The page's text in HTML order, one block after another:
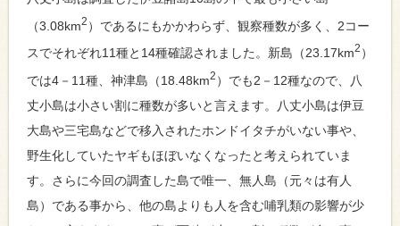
（3.08km2 ）であるにもかかわらず、観察種数が多く、2コー
スでそれぞれ11種と14種確認されました。新島（23.17km2 ）
では4－11種、神津島（18.48km2 ）でも2－12種なので、八
丈小島は小さい割に種数が多いと言えます。八丈小島は伊豆
大島や三宅島などで移入されたホンドイタチがいない事や、
野生化していたヤギもほぼいなくなったと考えられていま
す。さらに今回の調査した島で唯一、無人島（元々は有人
島）である事から、他の島よりも人を含む哺乳類の影響が少